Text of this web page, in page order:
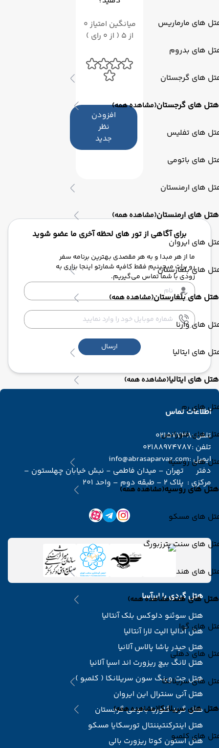
های مارماریس
های بدروم
های گرجستان
هتل های گرجستان(مشاهده همه)
های تفلیس
های باتومی
های ارمنستان
هتل های ارمنستان(مشاهده همه)
های ایروان
های بلغارستان
هتل های بلغارستان(مشاهده همه)
های وارنا
های ایتالیا
هتل های ایتالیا(مشاهده همه)
های رم
های فلورانس
های روسیه
هتل های روسیه(مشاهده همه)
های مسکو
های سنت پترزبورگ
های هند
هتل های هند(مشاهده همه)
های گوا
های دهلی
های سریلانکا
هتل های سریلانکا(مشاهده همه)
های کلمبو
میانگین امتیاز 0
از 5 ( از 0 رای )
افزودن
نظر
جدید
برای آگاهی از تور های لحظه آخری ما عضو شوید
ما از هر مبدا و به هر مقصدی بهترین برنامه سفر
رو برات میچینیم فقط کافیه شمارتو اینجا بزاری به
زودی با شما تماس می‌گیریم.
ارسال
اطلاعات تماس
تلفن :02157738
تلفن :02188974787
ایمیل :info@abrasaparvaz.com
دفتر
مرکزی :
تهران – میدان فاطمی - نبش خیابان چهلستون –
پلاک 2 – طبقه دوم – واحد 201
هتل گردی با ابرآسا
هتل سوئنو دلوکس بلک آنتالیا
هتل آدالیا الیت لارا آنتالیا
هتل حیدر پاشا پالاس آلانیا
هتل لانگ بیچ ریزورت اند اسپا آلانیا
هتل جت وینگ سون سریلانکا ( کلمبو )
هتل آنی سنترال این ایروان
هتل گرند گلوریا باتومی گرجستان
هتل اینترکنتیننتال تورسکایا مسکو
هتل استون کوتا ریزورت بالی